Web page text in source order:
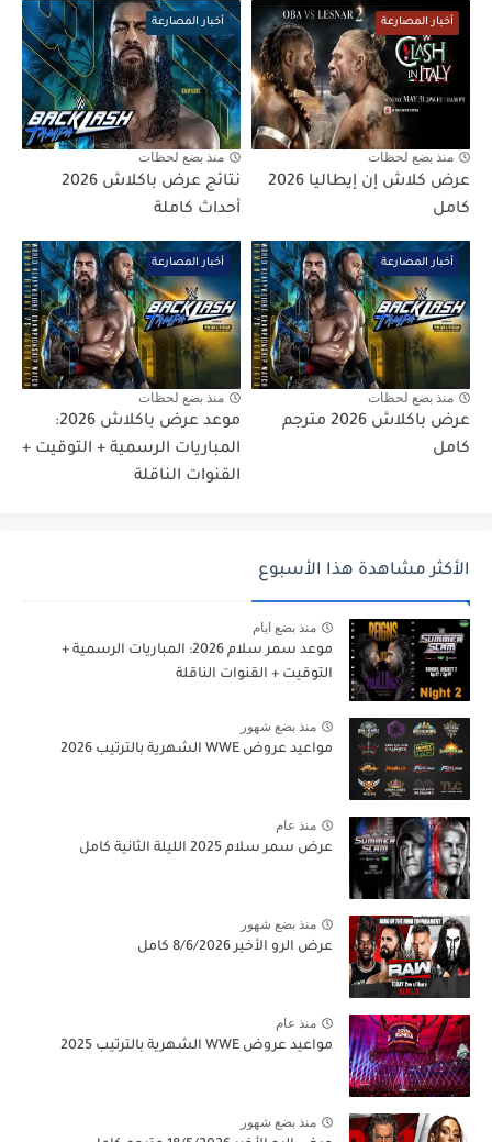
أخبار المصارعة
منذ بضع لحظات
عرض كلاش إن إيطاليا 2026
كامل
أخبار المصارعة
منذ بضع لحظات
نتائج عرض باكلاش 2026
أحداث كاملة
أخبار المصارعة
منذ بضع لحظات
عرض باكلاش 2026 مترجم
كامل
أخبار المصارعة
منذ بضع لحظات
موعد عرض باكلاش 2026:
المباريات الرسمية + التوقيت +
القنوات الناقلة
الأكثر مشاهدة هذا الأسبوع
منذ بضع ايام
موعد سمر سلام 2026: المباريات الرسمية +
التوقيت + القنوات الناقلة
منذ بضع شهور
مواعيد عروض WWE الشهرية بالترتيب 2026
منذ عام
عرض سمر سلام 2025 الليلة الثانية كامل
منذ بضع شهور
عرض الرو الأخير 8/6/2026 كامل
منذ عام
مواعيد عروض WWE الشهرية بالترتيب 2025
منذ بضع شهور